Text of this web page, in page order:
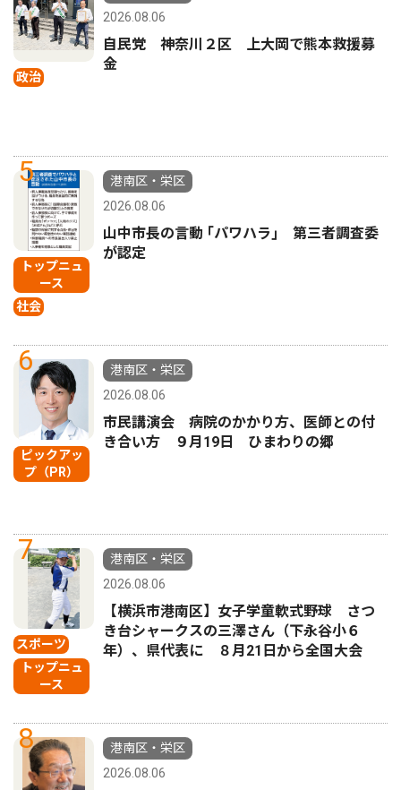
政治
2026.08.06
自民党 神奈川２区 上大岡で熊本救援募
金
5
トップニュ
ース
社会
港南区・栄区
2026.08.06
山中市長の言動 ｢パワハラ｣ 第三者調査委
が認定
6
ピックアッ
プ（PR）
港南区・栄区
2026.08.06
市民講演会 病院のかかり方、医師との付
き合い方 ９月19日 ひまわりの郷
7
スポーツ
トップニュ
ース
港南区・栄区
2026.08.06
【横浜市港南区】女子学童軟式野球 さつ
き台シャークスの三澤さん（下永谷小６
年）、県代表に ８月21日から全国大会
8
港南区・栄区
2026.08.06